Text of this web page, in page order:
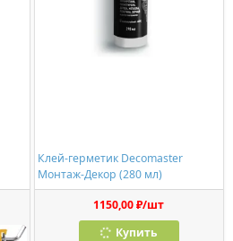
Клей-герметик Decomaster
Монтаж-Декор (280 мл)
1150,00 ₽/шт
Купить